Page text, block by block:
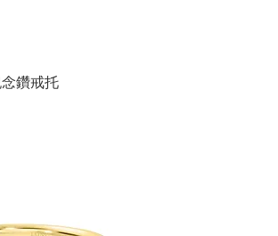
鑽戒托